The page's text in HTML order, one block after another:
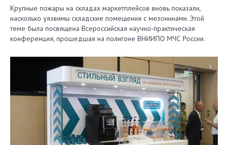
Крупные пожары на складах маркетплейсов вновь показали,
насколько уязвимы складские помещения с мезонинами. Этой
теме была посвящена Всероссийская научно-практическая
конференция, прошедшая на полигоне ВНИИПО МЧС России.